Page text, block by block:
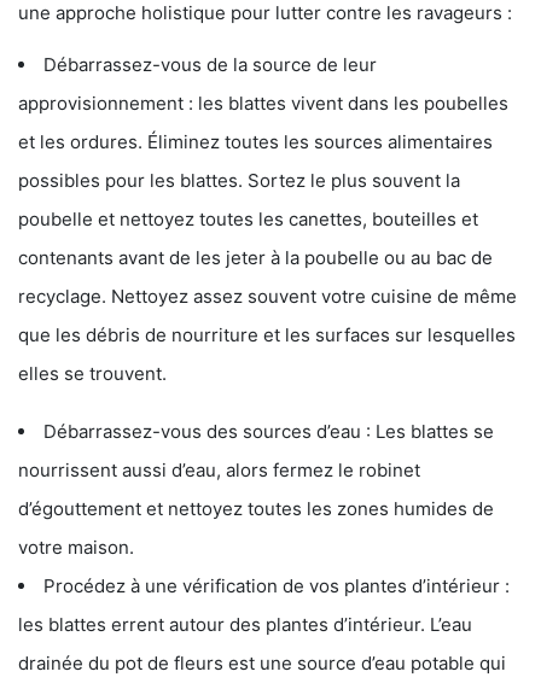
une approche holistique pour lutter contre les ravageurs :
Débarrassez-vous de la source de leur
approvisionnement : les blattes vivent dans les poubelles
et les ordures. Éliminez toutes les sources alimentaires
possibles pour les blattes. Sortez le plus souvent la
poubelle et nettoyez toutes les canettes, bouteilles et
contenants avant de les jeter à la poubelle ou au bac de
recyclage. Nettoyez assez souvent votre cuisine de même
que les débris de nourriture et les surfaces sur lesquelles
elles se trouvent.
Débarrassez-vous des sources d’eau : Les blattes se
nourrissent aussi d’eau, alors fermez le robinet
d’égouttement et nettoyez toutes les zones humides de
votre maison.
Procédez à une vérification de vos plantes d’intérieur :
les blattes errent autour des plantes d’intérieur. L’eau
drainée du pot de fleurs est une source d’eau potable qui